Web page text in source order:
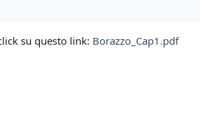
su questo link: Borazzo_Cap1.pdf